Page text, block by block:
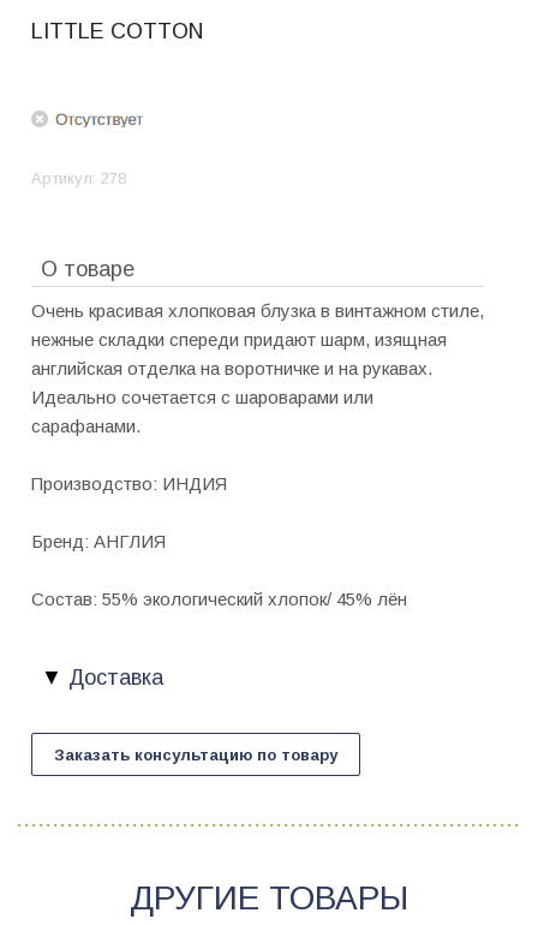
LITTLE COTTON
Артикул: 278
О товаре
Очень красивая хлопковая блузка в винтажном стиле,
нежные складки спереди придают шарм, изящная
английская отделка на воротничке и на рукавах.
Идеально сочетается с шароварами или
сарафанами.
Производство: ИНДИЯ
Бренд: АНГЛИЯ
Состав: 55% экологический хлопок/ 45% лён
Доставка
Заказать консультацию по товару
ДРУГИЕ ТОВАРЫ